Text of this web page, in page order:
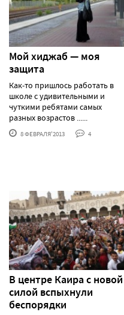
Мой хиджаб — моя
защита
Как-то пришлось работать в
школе с удивительными и
чуткими ребятами самых
разных возрастов ......
8 ФЕВРАЛЯ'2013 4
В центре Каира с новой
силой вспыхнули
беспорядки